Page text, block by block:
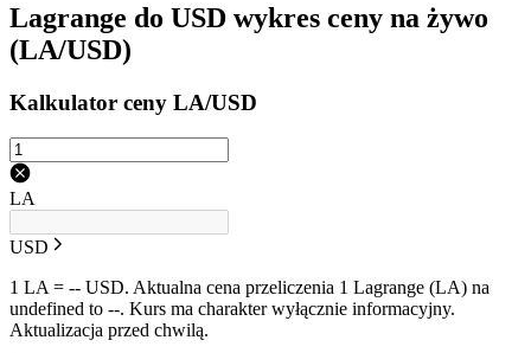
Lagrange do USD wykres ceny na żywo
(LA/USD)
Kalkulator ceny LA/USD
LA
USD
1 LA = -- USD. Aktualna cena przeliczenia 1 Lagrange (LA) na
undefined to --. Kurs ma charakter wyłącznie informacyjny.
Aktualizacja przed chwilą.